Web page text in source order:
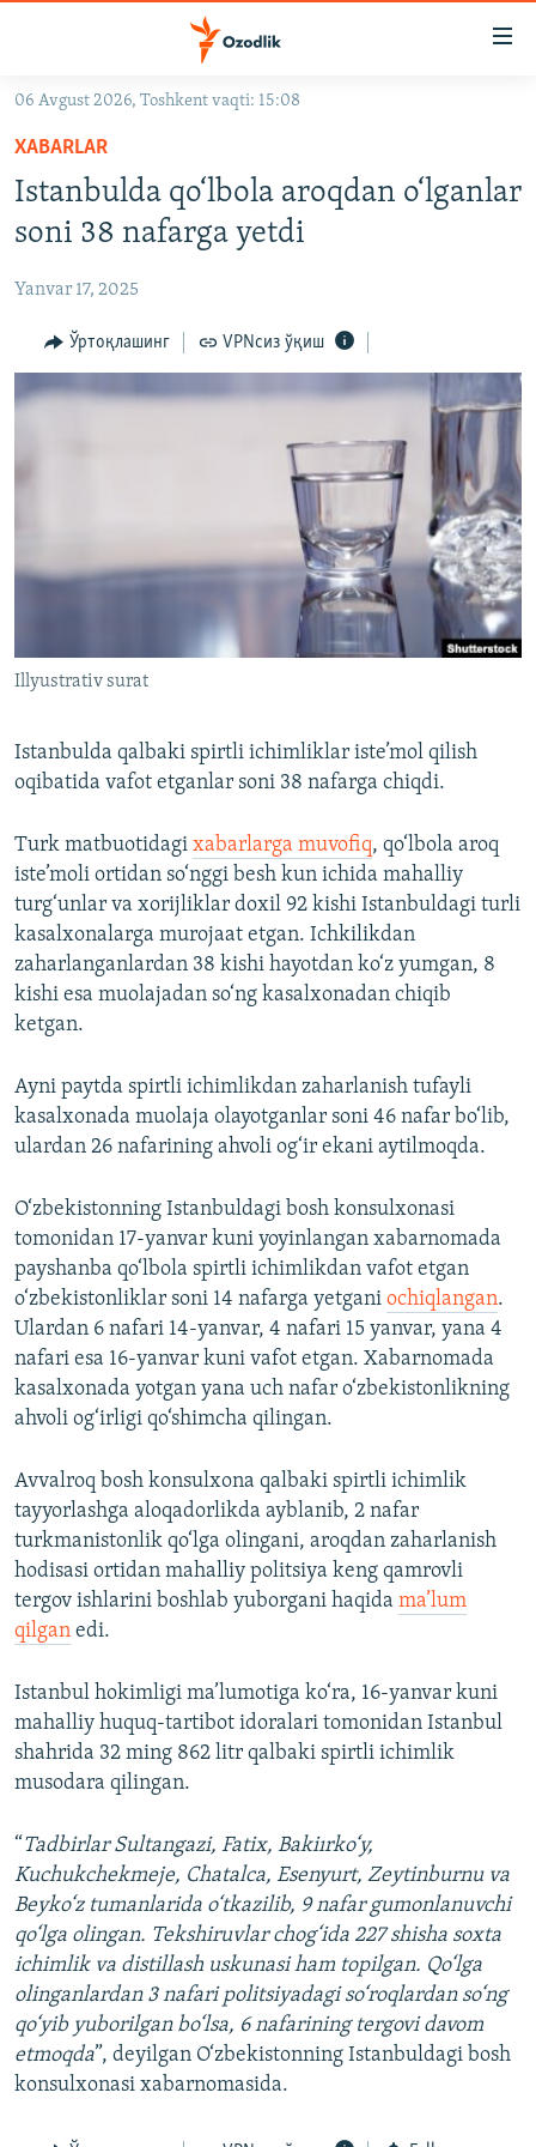
Асосий
навигацияга
ўтинг
Қидиришга
OZODVIDEO
На русском
ИЖТИМОИЙ ТАРМОҚЛАР
06 Avgust 2026, Toshkent vaqti: 15:08
XABARLAR
Istanbulda qo‘lbola aroqdan o‘lganlar
soni 38 nafarga yetdi
Yanvar 17, 2025
Ўртоқлашинг VPNсиз ўқиш
Illyustrativ surat
Istanbulda qalbaki spirtli ichimliklar iste’mol qilish
oqibatida vafot etganlar soni 38 nafarga chiqdi.
Turk matbuotidagi xabarlarga muvofiq, qo‘lbola aroq
iste’moli ortidan so‘nggi besh kun ichida mahalliy
turg‘unlar va xorijliklar doxil 92 kishi Istanbuldagi turli
kasalxonalarga murojaat etgan. Ichkilikdan
zaharlanganlardan 38 kishi hayotdan ko‘z yumgan, 8
kishi esa muolajadan so‘ng kasalxonadan chiqib
ketgan.
Ayni paytda spirtli ichimlikdan zaharlanish tufayli
kasalxonada muolaja olayotganlar soni 46 nafar bo‘lib,
ulardan 26 nafarining ahvoli og‘ir ekani aytilmoqda.
O‘zbekistonning Istanbuldagi bosh konsulxonasi
tomonidan 17-yanvar kuni yoyinlangan xabarnomada
payshanba qo‘lbola spirtli ichimlikdan vafot etgan
o‘zbekistonliklar soni 14 nafarga yetgani ochiqlangan.
Ulardan 6 nafari 14-yanvar, 4 nafari 15 yanvar, yana 4
nafari esa 16-yanvar kuni vafot etgan. Xabarnomada
kasalxonada yotgan yana uch nafar o‘zbekistonlikning
ahvoli og‘irligi qo‘shimcha qilingan.
Avvalroq bosh konsulxona qalbaki spirtli ichimlik
tayyorlashga aloqadorlikda ayblanib, 2 nafar
turkmanistonlik qo‘lga olingani, aroqdan zaharlanish
hodisasi ortidan mahalliy politsiya keng qamrovli
tergov ishlarini boshlab yuborgani haqida ma’lum
qilgan edi.
Istanbul hokimligi ma’lumotiga ko‘ra, 16-yanvar kuni
mahalliy huquq-tartibot idoralari tomonidan Istanbul
shahrida 32 ming 862 litr qalbaki spirtli ichimlik
musodara qilingan.
“Tadbirlar Sultangazi, Fatix, Bakiırko‘y,
Kuchukchekmeje, Chatalca, Esenyurt, Zeytinburnu va
Beyko‘z tumanlarida o‘tkazilib, 9 nafar gumonlanuvchi
qo‘lga olingan. Tekshiruvlar chog‘ida 227 shisha soxta
ichimlik va distillash uskunasi ham topilgan. Qo‘lga
olinganlardan 3 nafari politsiyadagi so‘roqlardan so‘ng
qo‘yib yuborilgan bo‘lsa, 6 nafarining tergovi davom
etmoqda”, deyilgan O‘zbekistonning Istanbuldagi bosh
konsulxonasi xabarnomasida.